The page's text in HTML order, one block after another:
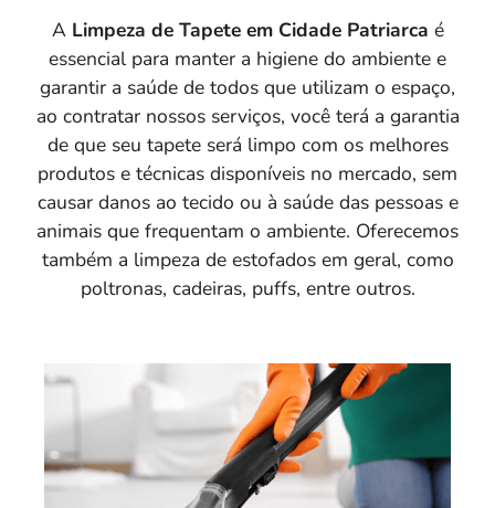
A Limpeza de Tapete em Cidade Patriarca é
essencial para manter a higiene do ambiente e
garantir a saúde de todos que utilizam o espaço,
ao contratar nossos serviços, você terá a garantia
de que seu tapete será limpo com os melhores
produtos e técnicas disponíveis no mercado, sem
causar danos ao tecido ou à saúde das pessoas e
animais que frequentam o ambiente. Oferecemos
também a limpeza de estofados em geral, como
poltronas, cadeiras, puffs, entre outros.